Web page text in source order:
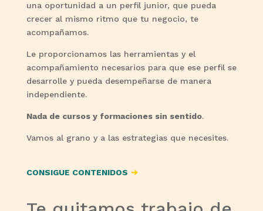
una oportunidad a un perfil junior, que pueda
crecer al mismo ritmo que tu negocio, te
acompañamos.
Le proporcionamos las herramientas y el
acompañamiento necesarios para que ese perfil se
desarrolle y pueda desempeñarse de manera
independiente.
Nada de cursos y formaciones sin sentido.
Vamos al grano y a las estrategias que necesites.
CONSIGUE CONTENIDOS ➔